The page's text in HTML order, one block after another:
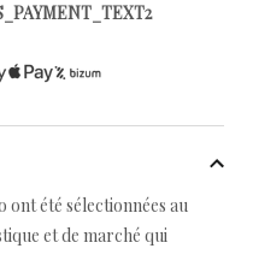
ont été sélectionnées au
et de marché qui